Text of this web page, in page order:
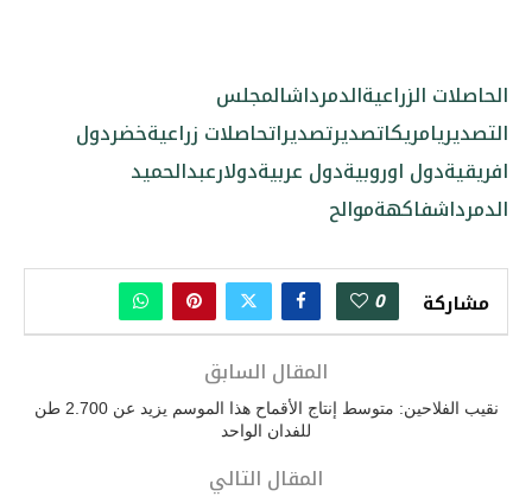
الحاصلات الزراعيةالدمرداشالمجلس
التصديريامريكاتصديرتصديراتحاصلات زراعيةخضردول
افريقيةدول اوروبيةدول عربيةدولارعبدالحميد
الدمرداشفاكهةموالح
مشاركة 0
المقال السابق
نقيب الفلاحين: متوسط إنتاج الأقماح هذا الموسم يزيد عن 2.700 طن
للفدان الواحد
المقال التالي